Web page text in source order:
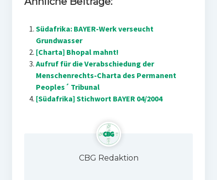
Südafrika: BAYER-Werk verseucht
Grundwasser
[Charta] Bhopal mahnt!
Aufruf für die Verabschiedung der
Menschenrechts-Charta des Permanent
Peoples´ Tribunal
[Südafrika] Stichwort BAYER 04/2004
CBG Redaktion